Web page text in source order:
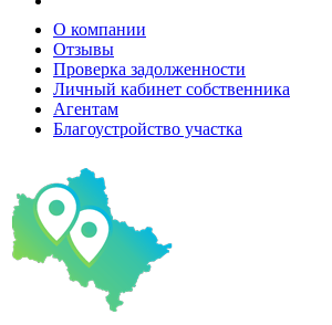
О компании
Отзывы
Проверка задолженности
Личный кабинет собственника
Агентам
Благоустройство участка